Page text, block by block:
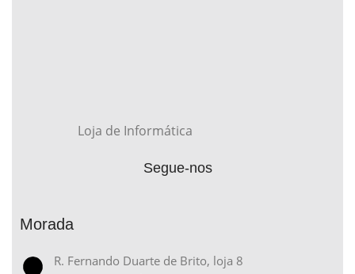
Loja de Informática
Segue-nos
Morada
R. Fernando Duarte de Brito, loja 8